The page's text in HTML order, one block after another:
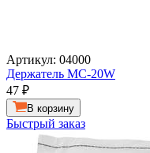
Артикул: 04000
Держатель MC-20W
47 ₽
В корзину
Быстрый заказ